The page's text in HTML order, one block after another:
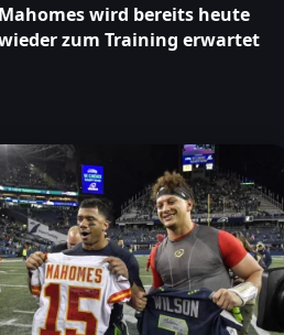
Mahomes wird bereits heute
zum Training erwartet